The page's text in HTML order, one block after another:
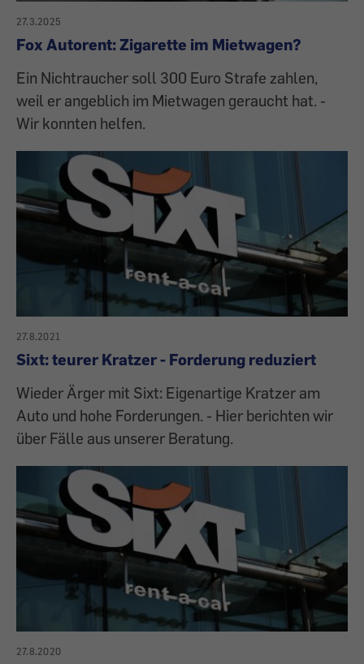
27.3.2025
Fox Autorent: Zigarette im Mietwagen?
Ein Nichtraucher soll 300 Euro Strafe zahlen,
weil er angeblich im Mietwagen geraucht hat. -
Wir konnten helfen.
27.8.2021
Sixt: teurer Kratzer - Forderung reduziert
Wieder Ärger mit Sixt: Eigenartige Kratzer am
Auto und hohe Forderungen. - Hier berichten wir
über Fälle aus unserer Beratung.
27.8.2020